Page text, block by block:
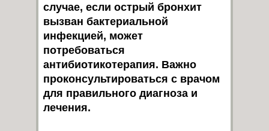
случае, если острый бронхит
вызван бактериальной
инфекцией, может
потребоваться
антибиотикотерапия. Важно
проконсультироваться с врачом
для правильного диагноза и
лечения.